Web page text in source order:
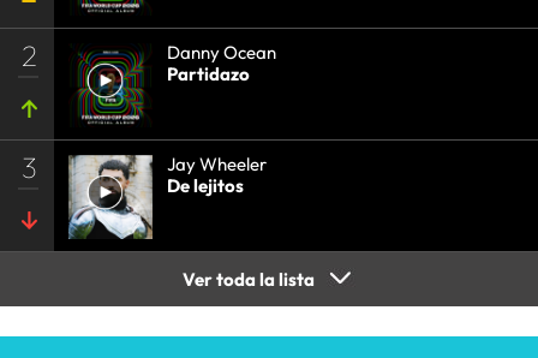
2
Danny Ocean
Partidazo
3
Jay Wheeler
De lejitos
Ver toda la lista